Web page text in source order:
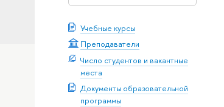
Учебные курсы
Преподаватели
Число студентов и вакантные
места
Документы образовательной
программы